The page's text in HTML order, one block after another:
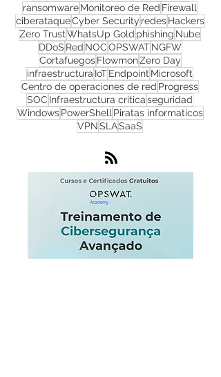
ciberseguridadmalware TI
Seguridad ciberneticaCheck Point
ransomwareMonitoreo de Red Firewall
ciberataqueCyber SecurityredesHackers
Zero TrustWhatsUp GoldphishingNube
DDoSRedNOC OPSWATNGFW
CortafuegosFlowmon Zero Day
infraestructuraIoTEndpointMicrosoft
Centro de operaciones de redProgress
Infraestructura critica
SLA